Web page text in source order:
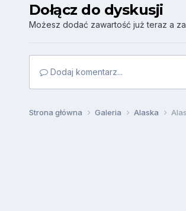
Dołącz do dyskusji
Możesz dodać zawartość już teraz a
Dodaj komentarz...
Strona główna Galeria Alaska